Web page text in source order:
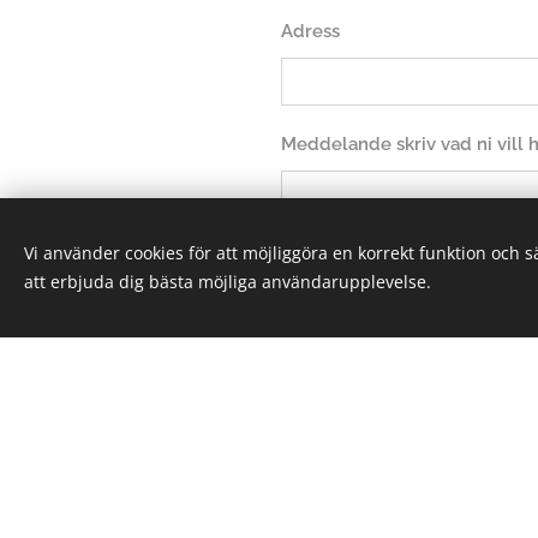
Adress
Meddelande skriv vad ni vill
Vi använder cookies för att möjliggöra en korrekt funktion och
att erbjuda dig bästa möjliga användarupplevelse.